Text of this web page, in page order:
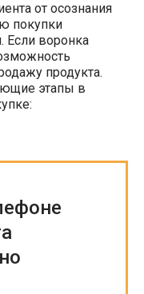
от осознания
покупки
Если воронка
продукта.
этапы в